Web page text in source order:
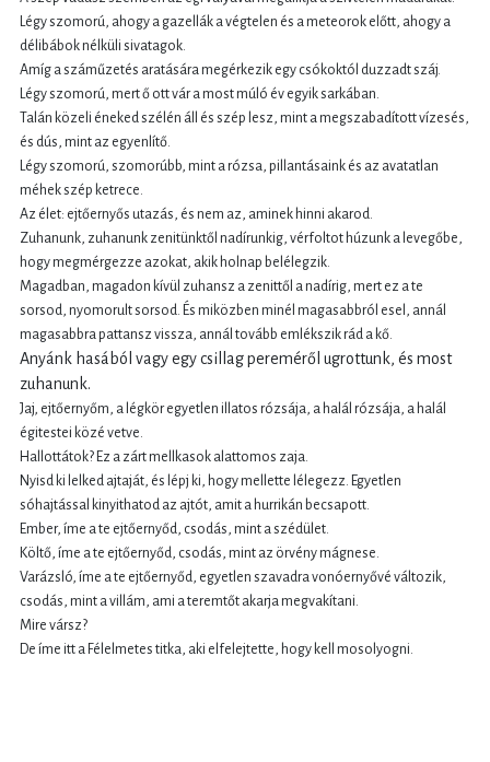
Légy szomorú, ahogy a gazellák a végtelen és a meteorok előtt, ahogy a
délibábok nélküli sivatagok.
Amíg a száműzetés aratására megérkezik egy csókoktól duzzadt száj.
Légy szomorú, mert ő ott vár a most múló év egyik sarkában.
Talán közeli éneked szélén áll és szép lesz, mint a megszabadított vízesés,
és dús, mint az egyenlítő.
Légy szomorú, szomorúbb, mint a rózsa, pillantásaink és az avatatlan
méhek szép ketrece.
Az élet: ejtőernyős utazás, és nem az, aminek hinni akarod.
Zuhanunk, zuhanunk zenitünktől nadírunkig, vérfoltot húzunk a levegőbe,
hogy megmérgezze azokat, akik holnap belélegzik.
Magadban, magadon kívül zuhansz a zenittől a nadírig, mert ez a te
sorsod, nyomorult sorsod. És miközben minél magasabbról esel, annál
magasabbra pattansz vissza, annál tovább emlékszik rád a kő.
Anyánk hasából vagy egy csillag pereméről ugrottunk, és most
zuhanunk.
Jaj, ejtőernyőm, a légkör egyetlen illatos rózsája, a halál rózsája, a halál
égitestei közé vetve.
Hallottátok? Ez a zárt mellkasok alattomos zaja.
Nyisd ki lelked ajtaját, és lépj ki, hogy mellette lélegezz. Egyetlen
sóhajtással kinyithatod az ajtót, amit a hurrikán becsapott.
Ember, íme a te ejtőernyőd, csodás, mint a szédület.
Költő, íme a te ejtőernyőd, csodás, mint az örvény mágnese.
Varázsló, íme a te ejtőernyőd, egyetlen szavadra vonóernyővé változik,
csodás, mint a villám, ami a teremtőt akarja megvakítani.
Mire vársz?
De íme itt a Félelmetes titka, aki elfelejtette, hogy kell mosolyogni.